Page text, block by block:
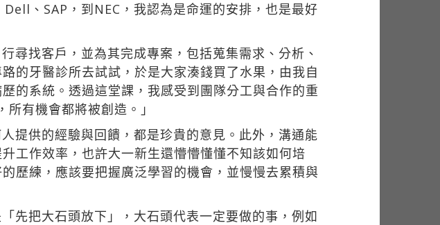
、SAP，到NEC，我認為是命運的安排，也是最好
尋找客戶，並為其完成專案，包括蒐集需求、分析、
的牙醫診所去試試，於是大家湊錢買了水果，由我自
的系統。透過這堂課，我感受到團隊分工與合作的重
有機會都將被創造。」
提供的經驗與回饋，都是珍貴的意見。此外，溝通能
工作效率，也許大一新生還懵懵懂懂不知該如何培
歷練，應該要把握廣泛學習的機會，並慢慢去累積與
先把大石頭放下」，大石頭代表一定要做的事，例如